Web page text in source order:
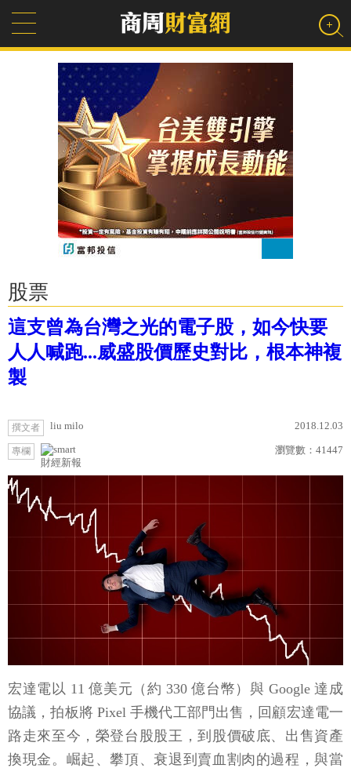
股票
這支曾為台灣之光的電子股，如今快要
人人喊跑...威盛股價歷史對比，根本神複
製
撰文者 liu milo 2018.12.03
專欄
財經新報
瀏覽數： 41447
宏達電以 11 億美元（約 330 億台幣）與 Google 達成
協議，拍板將 Pixel 手機代工部門出售，回顧宏達電一
路走來至今，榮登台股股王，到股價破底、出售資產
換現金。崛起、攀頂、衰退到賣血割肉的過程，與當